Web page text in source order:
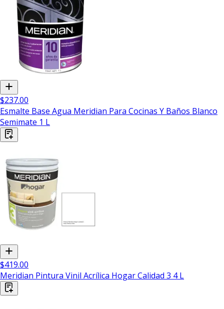
$237.00
Esmalte Base Agua Meridian Para Cocinas Y Baños Blanco
Semimate 1 L
$419.00
Meridian Pintura Vinil Acrílica Hogar Calidad 3 4 L